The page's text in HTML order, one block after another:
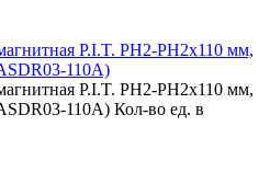
P.I.T. PH2-PH2x110 мм,
110A)
P.I.T. PH2-PH2x110 мм,
110A) Кол-во ед. в